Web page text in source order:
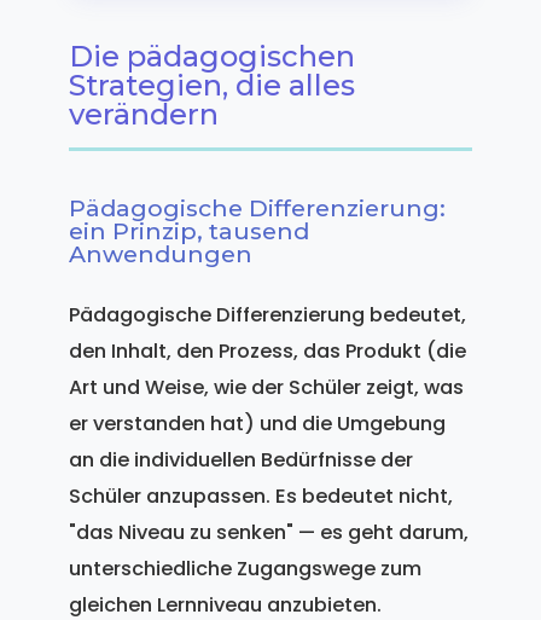
Die pädagogischen
Strategien, die alles
verändern
Pädagogische Differenzierung:
ein Prinzip, tausend
Anwendungen
Pädagogische Differenzierung bedeutet,
den Inhalt, den Prozess, das Produkt (die
Art und Weise, wie der Schüler zeigt, was
er verstanden hat) und die Umgebung
an die individuellen Bedürfnisse der
Schüler anzupassen. Es bedeutet nicht,
"das Niveau zu senken" — es geht darum,
unterschiedliche Zugangswege zum
gleichen Lernniveau anzubieten.